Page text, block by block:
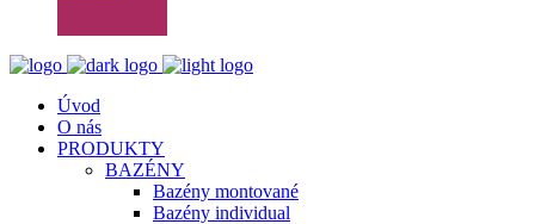
Úvod
O nás
PRODUKTY
BAZÉNY
Bazény montované
Bazény individual